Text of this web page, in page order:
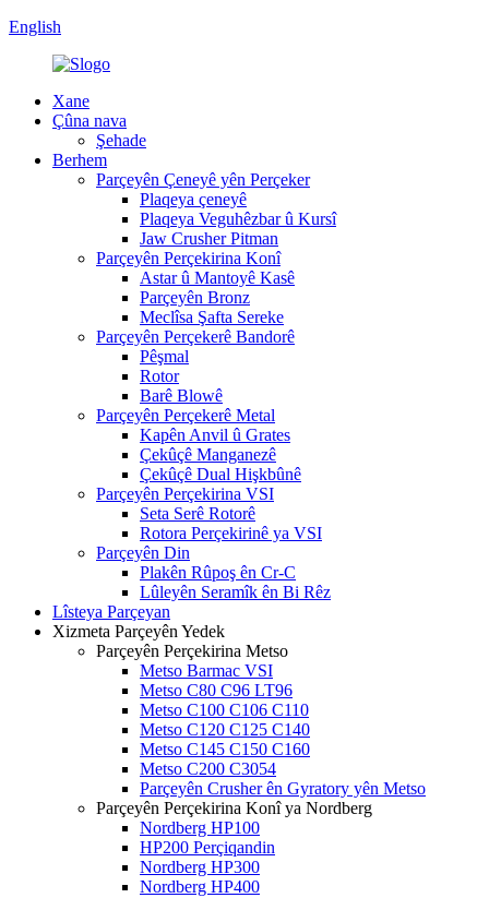
English
Xane
Çûna nava
Şehade
Berhem
Parçeyên Çeneyê yên Perçeker
Plaqeya çeneyê
Plaqeya Veguhêzbar û Kursî
Jaw Crusher Pitman
Parçeyên Perçekirina Konî
Astar û Mantoyê Kasê
Parçeyên Bronz
Meclîsa Şafta Sereke
Parçeyên Perçekerê Bandorê
Pêşmal
Rotor
Barê Blowê
Parçeyên Perçekerê Metal
Kapên Anvil û Grates
Çekûçê Manganezê
Çekûçê Dual Hişkbûnê
Parçeyên Perçekirina VSI
Seta Serê Rotorê
Rotora Perçekirinê ya VSI
Parçeyên Din
Plakên Rûpoş ên Cr-C
Lûleyên Seramîk ên Bi Rêz
Lîsteya Parçeyan
Xizmeta Parçeyên Yedek
Parçeyên Perçekirina Metso
Metso Barmac VSI
Metso C80 C96 LT96
Metso C100 C106 C110
Metso C120 C125 C140
Metso C145 C150 C160
Metso C200 C3054
Parçeyên Crusher ên Gyratory yên Metso
Parçeyên Perçekirina Konî ya Nordberg
Nordberg HP100
HP200 Perçiqandin
Nordberg HP300
Nordberg HP400